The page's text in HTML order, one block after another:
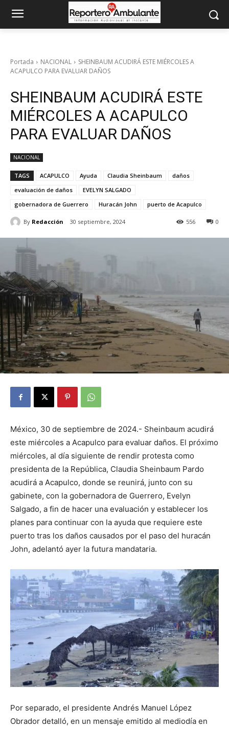
Portada NACIONAL
SHEINBAUM ACUDIRÁ ESTE MIÉRCOLES A
ACAPULCO PARA EVALUAR DAÑOS
SHEINBAUM ACUDIRÁ ESTE
MIÉRCOLES A ACAPULCO
PARA EVALUAR DAÑOS
NACIONAL
TAGS ACAPULCO Ayuda Claudia Sheinbaum
daños
evaluación de daños
EVELYN SALGADO
gobernadora de Guerrero
Huracán John puerto de Acapulco
By Redacción 30 septiembre, 2024 0
556
México, 30 de septiembre de 2024.- Sheinbaum acudirá
este miércoles a Acapulco para evaluar daños. El próximo
miércoles, al día siguiente de rendir protesta como
presidenta de la República, Claudia Sheinbaum Pardo
acudirá a Acapulco, donde se reunirá, junto con su
gabinete, con la gobernadora de Guerrero, Evelyn
Salgado, a fin de hacer una evaluación y establecer los
planes para continuar con la ayuda que requiere este
puerto tras los daños causados por el paso del huracán
John, adelantó ayer la futura mandataria.
Por separado, el presidente Andrés Manuel López
Obrador detalló, en un mensaje emitido al mediodía en